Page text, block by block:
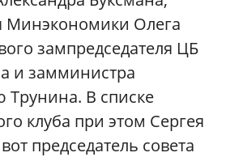
Минэкономики Олега
зампредседателя ЦБ
и замминистра
В списке
клуба при этом Сергея
председатель совета